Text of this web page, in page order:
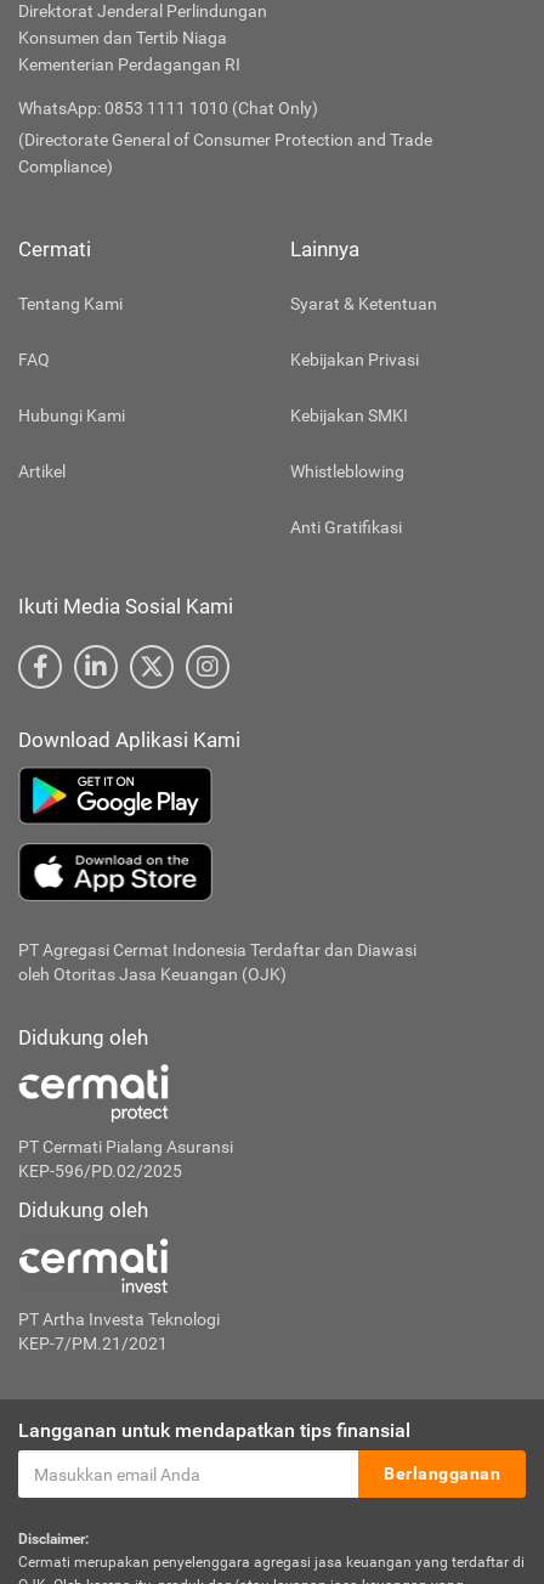
Direktorat Jenderal Perlindungan
Konsumen dan Tertib Niaga
Kementerian Perdagangan RI
WhatsApp: 0853 1111 1010 (Chat Only)
(Directorate General of Consumer Protection and Trade
Compliance)
Cermati
Tentang Kami
FAQ
Hubungi Kami
Artikel
Lainnya
Syarat & Ketentuan
Kebijakan Privasi
Kebijakan SMKI
Whistleblowing
Anti Gratifikasi
Ikuti Media Sosial Kami
Download Aplikasi Kami
PT Agregasi Cermat Indonesia Terdaftar dan Diawasi
oleh Otoritas Jasa Keuangan (OJK)
Didukung oleh
PT Cermati Pialang Asuransi
KEP-596/PD.02/2025
Didukung oleh
PT Artha Investa Teknologi
KEP-7/PM.21/2021
Langganan untuk mendapatkan tips finansial
Berlangganan
Disclaimer:
Cermati merupakan penyelenggara agregasi jasa keuangan yang terdaftar di